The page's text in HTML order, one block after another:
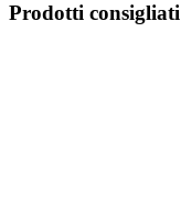
Prodotti consigliati